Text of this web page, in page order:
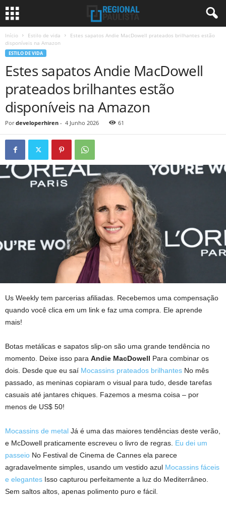
Início Estilo de vida
Estes sapatos Andie MacDowell prateados brilhantes estão
disponíveis na Amazon
ESTILO DE VIDA
Estes sapatos Andie MacDowell
prateados brilhantes estão
disponíveis na Amazon
Por developerhiren - 4 Junho 2026 61
Us Weekly tem parcerias afiliadas. Recebemos uma compensação
quando você clica em um link e faz uma compra. Ele aprende
mais!
Botas metálicas e sapatos slip-on são uma grande tendência no
momento. Deixe isso para Andie MacDowell Para combinar os
dois. Desde que eu saí Mocassins prateados brilhantes No mês
passado, as meninas copiaram o visual para tudo, desde tarefas
casuais até jantares chiques. Fazemos a mesma coisa – por
menos de US$ 50!
Mocassins de metal Já é uma das maiores tendências deste verão,
e McDowell praticamente escreveu o livro de regras. Eu dei um
passeio No Festival de Cinema de Cannes ela parece
agradavelmente simples, usando um vestido azul Mocassins fáceis
e elegantes Isso capturou perfeitamente a luz do Mediterrâneo.
Sem saltos altos, apenas polimento puro e fácil.